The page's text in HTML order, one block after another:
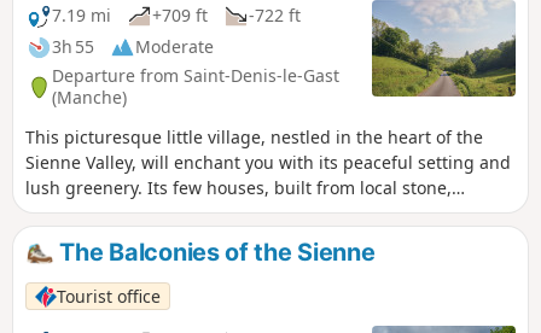
7.19 mi
+709 ft
-722 ft
3h 55
Moderate
Departure from Saint-Denis-le-Gast
(Manche)
This picturesque little village, nestled in the heart of the
Sienne Valley, will enchant you with its peaceful setting and
lush greenery. Its few houses, built from local stone,
surround the church. You will notice that the slopes of this
valley are covered with beech trees, whose hard, uniform
wood is used in carpentry and cabinetmaking, as well as
simply for firewood.
The Balconies of the Sienne
Tourist office